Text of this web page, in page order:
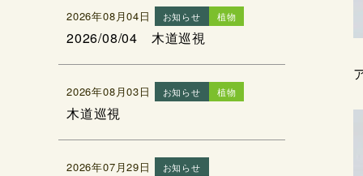
2026年08月04日 お知らせ 植物
2026/08/04 木道巡視
2026年08月03日 お知らせ 植物
木道巡視
2026年07月29日 お知らせ